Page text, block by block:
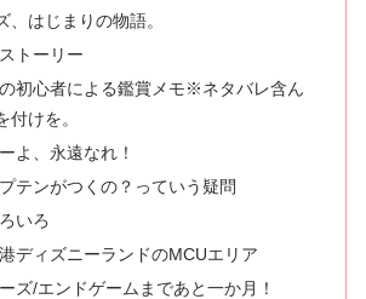
、はじまりの物語。
トーリー
初心者による鑑賞メモ※ネタバレ含ん
付けを。
よ、永遠なれ！
テンがつくの？っていう疑問
いろ
港ディズニーランドのMCUエリア
ズ/エンドゲームまであと一か月！